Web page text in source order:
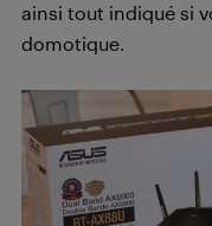
ainsi tout indiqué si
domotique.